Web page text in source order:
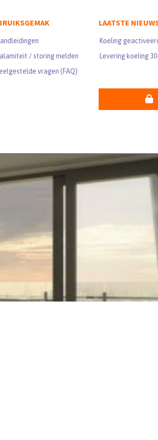
/ storing melden
vragen (FAQ)
LAATSTE
Koeling
Levering koeling
2017